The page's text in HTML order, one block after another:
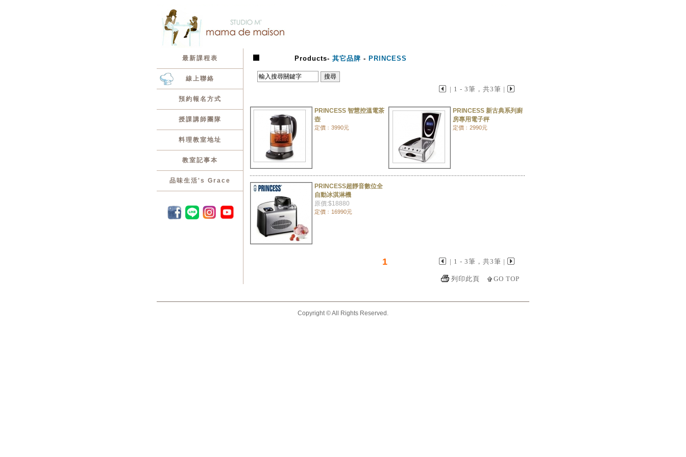
最新課程表
線上聯絡
預約報名方式
授課講師團隊
料理教室地址
教室記事本
品味生活's Grace
Products- 其它品牌 - PRINCESS
| 1 - 3筆，共3筆 |
PRINCESS 智慧控溫電茶
壺
定價﹕3990元
PRINCESS 新古典系列廚
房專用電子秤
定價﹕2990元
PRINCESS超靜音數位全
自動冰淇淋機
原價:$18880
定價﹕16990元
1 | 1 - 3筆，共3筆 |
列印此頁 GO TOP
Copyright © All Rights Reserved.